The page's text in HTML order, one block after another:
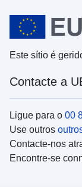
Este sítio é
Contacte a
Ligue para o 00
Use outros
Contacte-nos
Encontre-se